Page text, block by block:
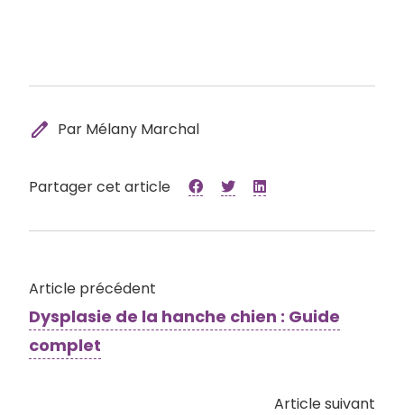
edit Par Mélany Marchal
Partager cet article
Article précédent
Dysplasie de la hanche chien : Guide
complet
Article suivant